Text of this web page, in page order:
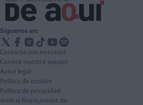
Síguenos en:
Contacta con nosotros
Conoce nuestro equipo
Aviso legal
Política de cookies
Política de privacidad
Amb el finançament de: